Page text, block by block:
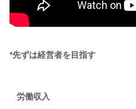
*先ずは経営者を目指す
労働